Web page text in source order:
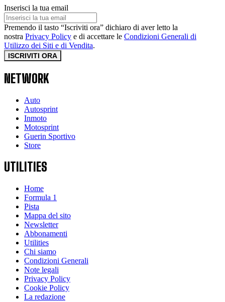
Inserisci la tua email
Premendo il tasto “Iscriviti ora” dichiaro di aver letto la
nostra Privacy Policy e di accettare le Condizioni Generali di
Utilizzo dei Siti e di Vendita.
ISCRIVITI ORA
NETWORK
Auto
Autosprint
Inmoto
Motosprint
Guerin Sportivo
Store
UTILITIES
Home
Formula 1
Pista
Mappa del sito
Newsletter
Abbonamenti
Utilities
Chi siamo
Condizioni Generali
Note legali
Privacy Policy
Cookie Policy
La redazione